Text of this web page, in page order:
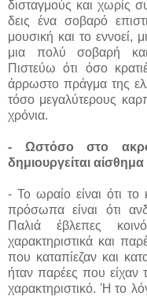
δισταγμούς και χωρίς
δεις ένα σοβαρό
μουσική και το εννοεί,
μια πολύ σοβαρή
Πιστεύω ότι όσο
άρρωστο πράγμα της
τόσο μεγαλύτερους
χρόνια.
- Ωστόσο στο
δημιουργείται αίσθημα
- Το ωραίο είναι ότι
πρόσωπα είναι ότι
Παλιά έβλεπες
χαρακτηριστικά και
που καταπίεζαν και
ήταν παρέες που είχαν
χαρακτηριστικό. Ή το